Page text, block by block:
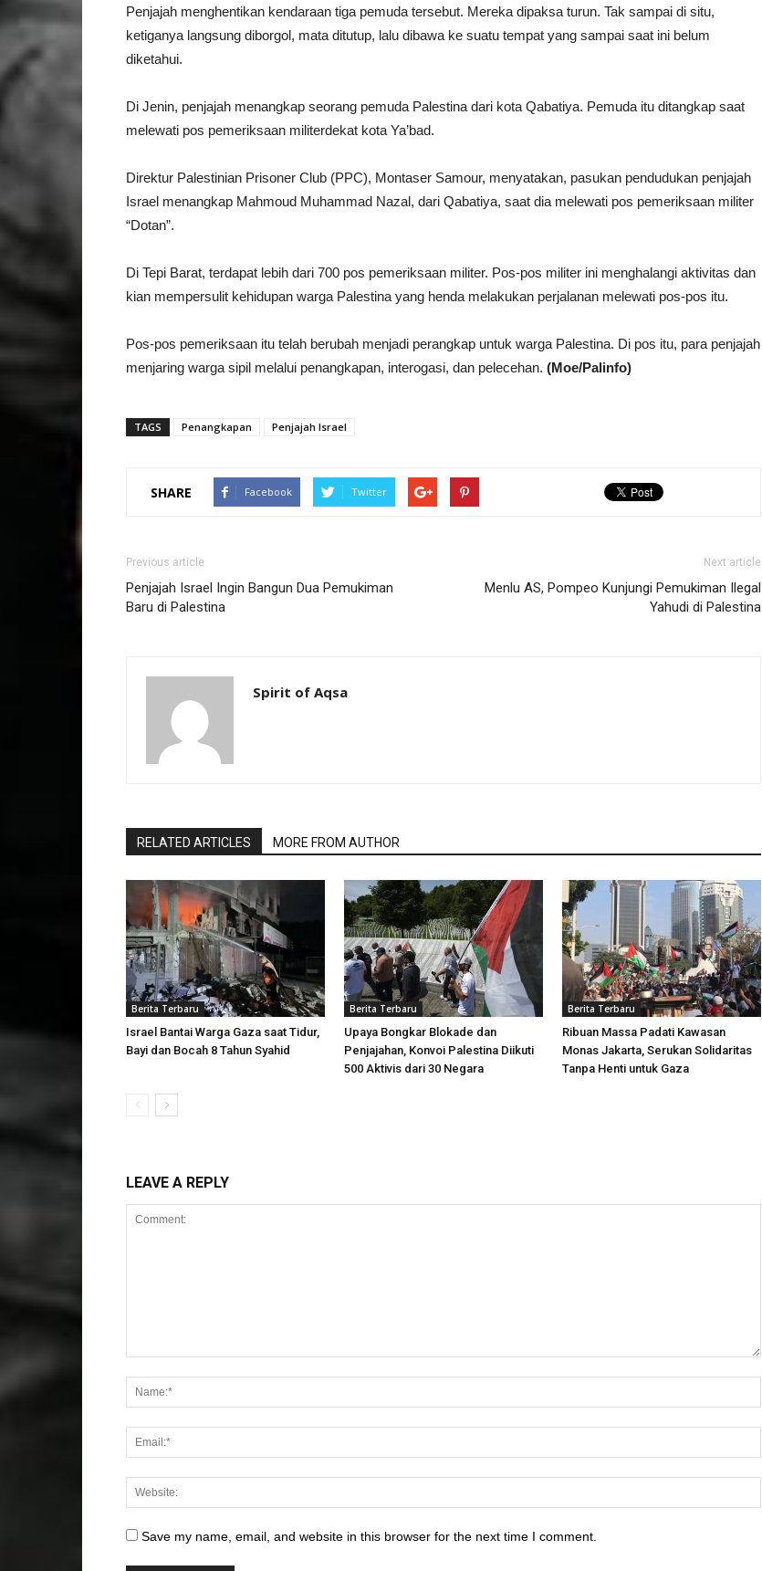
Penjajah menghentikan kendaraan tiga pemuda tersebut. Mereka dipaksa turun. Tak sampai di situ,
ketiganya langsung diborgol, mata ditutup, lalu dibawa ke suatu tempat yang sampai saat ini belum
diketahui.
Di Jenin, penjajah menangkap seorang pemuda Palestina dari kota Qabatiya. Pemuda itu ditangkap saat
melewati pos pemeriksaan militerdekat kota Ya’bad.
Direktur Palestinian Prisoner Club (PPC), Montaser Samour, menyatakan, pasukan pendudukan penjajah
Israel menangkap Mahmoud Muhammad Nazal, dari Qabatiya, saat dia melewati pos pemeriksaan militer
“Dotan”.
Di Tepi Barat, terdapat lebih dari 700 pos pemeriksaan militer. Pos-pos militer ini menghalangi aktivitas dan
kian mempersulit kehidupan warga Palestina yang henda melakukan perjalanan melewati pos-pos itu.
Pos-pos pemeriksaan itu telah berubah menjadi perangkap untuk warga Palestina. Di pos itu, para penjajah
menjaring warga sipil melalui penangkapan, interogasi, dan pelecehan. (Moe/Palinfo)
TAGS Penangkapan Penjajah Israel
SHARE Facebook Twitter
Previous article
Penjajah Israel Ingin Bangun Dua Pemukiman
Baru di Palestina
Next article
Menlu AS, Pompeo Kunjungi Pemukiman Ilegal
Yahudi di Palestina
Spirit of Aqsa
RELATED ARTICLES MORE FROM AUTHOR
Berita Terbaru
Israel Bantai Warga Gaza saat Tidur,
Bayi dan Bocah 8 Tahun Syahid
Berita Terbaru
Upaya Bongkar Blokade dan
Penjajahan, Konvoi Palestina Diikuti
500 Aktivis dari 30 Negara
Berita Terbaru
Ribuan Massa Padati Kawasan
Monas Jakarta, Serukan Solidaritas
Tanpa Henti untuk Gaza
LEAVE A REPLY
Save my name, email, and website in this browser for the next time I comment.